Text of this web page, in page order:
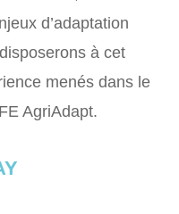
d’adaptation
à cet
menés dans le
AgriAdapt.